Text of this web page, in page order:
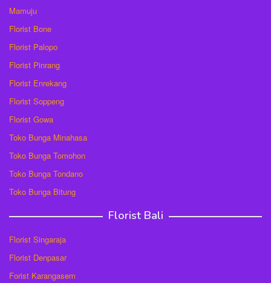
Mamuju
Florist Bone
Florist Palopo
Florist Pinrang
Florist Enrekang
Florist Soppeng
Florist Gowa
Toko Bunga Minahasa
Toko Bunga Tomohon
Toko Bunga Tondano
Toko Bunga Bitung
Florist Bali
Florist Singaraja
Florist Denpasar
Forist Karangasem